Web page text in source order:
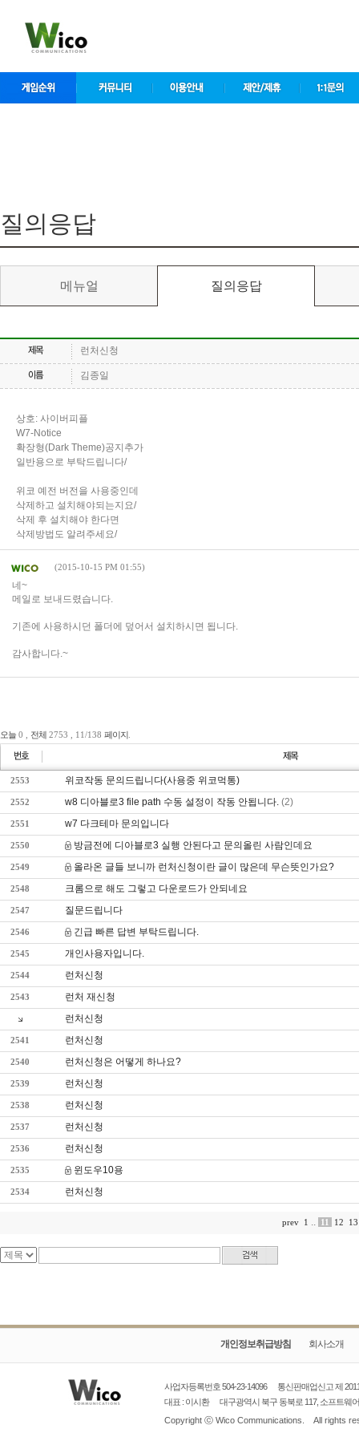
질의응답
메뉴얼 질의응답
런처신청
김종일
상호: 사이버피플
W7-Notice
확장형(Dark Theme)공지추가
일반용으로 부탁드립니다/
위코 예전 버전을 사용중인데
삭제하고 설치해야되는지요/
삭제 후 설치해야 한다면
삭제방법도 알려주세요/
(2015-10-15 PM 01:55)
네~
메일로 보내드렸습니다.
기존에 사용하시던 폴더에 덮어서 설치하시면 됩니다.
감사합니다.~
오늘 0 , 전체 2753 , 11/138 페이지
2553 위코작동 문의드립니다(사용중 위코먹통)
2552 w8 디아블로3 file path 수동 설정이 작동 안됩니다. (2)
2551 w7 다크테마 문의입니다
2550 방금전에 디아블로3 실행 안된다고 문의올린 사람인데요
2549 올라온 글들 보니까 런처신청이란 글이 많은데 무슨뜻인가요?
2548 크롬으로 해도 그렇고 다운로드가 안되네요
2547 질문드립니다
2546 긴급 빠른 답변 부탁드립니다.
2545 개인사용자입니다.
2544 런처신청
2543
런처 재신청
런처신청
2541 런처신청
2540 런처신청은 어떻게 하나요?
2539 런처신청
2538 런처신청
2537 런처신청
2536 런처신청
2535 윈도우10용
2534 런처신청
prev 1 .. 11 12 13
개인정보취급방침 회사소개
사업자등록번호 504-23-14096 통신판매업신고제
대표 : 이시환
대구광역시 북구 동북로 117, 소프트웨
Copyright ⓒ Wico Communications. All rights